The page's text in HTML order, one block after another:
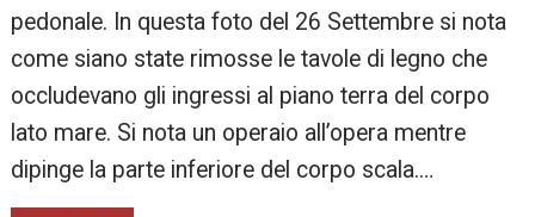
pedonale. In questa foto del 26 Settembre si nota
come siano state rimosse le tavole di legno che
occludevano gli ingressi al piano terra del corpo
lato mare. Si nota un operaio all’opera mentre
dipinge la parte inferiore del corpo scala.…